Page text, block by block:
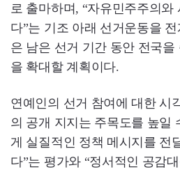
로 출마하며, “자유민주주의와
다”는 기조 아래 선거운동을
은 남은 선거 기간 동안 전국
을 확대할 계획이다.
연예인의 선거 참여에 대한 시
의 공개 지지는 주목도를 높일
게 실질적인 정책 메시지를 전
다”는 평가와 “정서적인 공감